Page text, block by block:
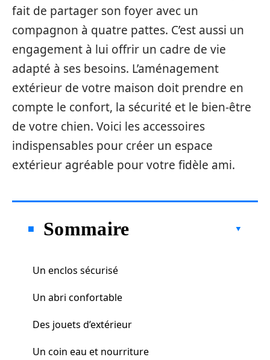
fait de partager son foyer avec un
compagnon à quatre pattes. C’est aussi un
engagement à lui offrir un cadre de vie
adapté à ses besoins. L’aménagement
extérieur de votre maison doit prendre en
compte le confort, la sécurité et le bien-être
de votre chien. Voici les accessoires
indispensables pour créer un espace
extérieur agréable pour votre fidèle ami.
Sommaire
Un enclos sécurisé
Un abri confortable
Des jouets d’extérieur
Un coin eau et nourriture